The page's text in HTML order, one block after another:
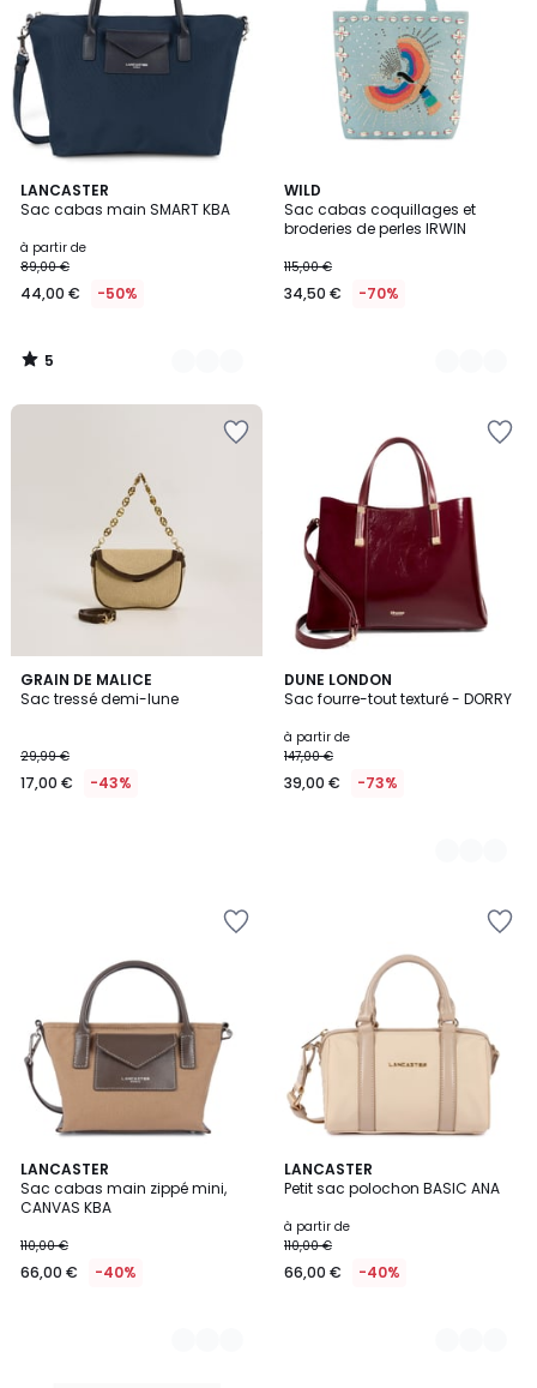
LANCASTER
Sac cabas main SMART KBA
à partir de
89,00 €
44,00 € -50%
5
/
9
Couleurs
5
/
WILD
Sac cabas coquillages et
broderies de perles IRWIN
115,00 €
34,50 € -70%
3
Couleurs
GRAIN DE MALICE
Sac tressé demi-lune
29,99 €
17,00 € -43%
DUNE LONDON
Sac fourre-tout texturé - DORRY
à partir de
147,00 €
39,00 € -73%
3
Couleurs
LANCASTER
Sac cabas main zippé mini,
CANVAS KBA
110,00 €
66,00 € -40%
2
Couleurs
LANCASTER
Petit sac polochon BASIC ANA
à partir de
110,00 €
66,00 € -40%
3
Couleurs